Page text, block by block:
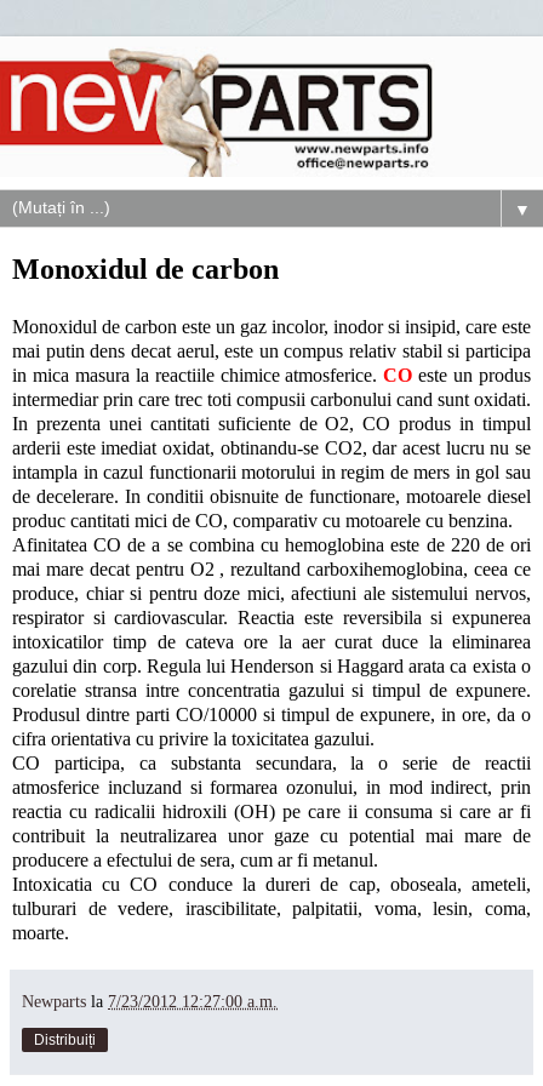
▼
Monoxidul de carbon
Monoxidul de carbon este un gaz incolor, inodor si insipid, care este
mai putin dens decat aerul, este un compus relativ stabil si participa
in mica masura la reactiile chimice atmosferice.CO este un produs
intermediar prin care trec toti compusii carbonului cand sunt oxidati.
In prezenta unei cantitati suficiente de O2, CO produs in timpul
arderii este imediat oxidat, obtinandu-se CO2, dar acest lucru nu se
intampla in cazul functionarii motorului in regim de mers in gol sau
de decelerare. In conditii obisnuite de functionare, motoarele diesel
produc cantitati mici de CO, comparativ cu motoarele cu benzina.
Afinitatea CO de a se combina cu hemoglobina este de 220 de ori
mai mare decat pentru O2 , rezultand carboxihemoglobina, ceea ce
produce, chiar si pentru doze mici, afectiuni ale sistemului nervos,
respirator si cardiovascular. Reactia este reversibila si expunerea
intoxicatilor timp de cateva ore la aer curat duce la eliminarea
gazului din corp. Regula lui Henderson si Haggard arata ca exista o
corelatie stransa intre concentratia gazului si timpul de expunere.
Produsul dintre parti CO/10000 si timpul de expunere, in ore, da o
cifra orientativa cu privire la toxicitatea gazului.
CO participa, ca substanta secundara, la o serie de reactii
atmosferice incluzand si formarea ozonului, in mod indirect, prin
reactia cu radicalii hidroxili (OH) pe care ii consuma si care ar fi
contribuit la neutralizarea unor gaze cu potential mai mare de
producere a efectului de sera, cum ar fi metanul.
Intoxicatia cu CO conduce la dureri de cap, oboseala, ameteli,
tulburari de vedere, irascibilitate, palpitatii, voma, lesin, coma,
moarte.
Newparts la 7/23/2012 12:27:00 a.m.
Distribuiți